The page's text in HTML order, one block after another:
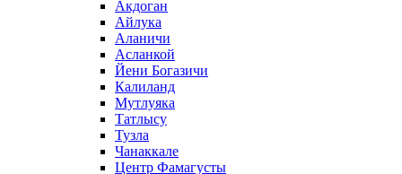
Акдоган
Айлука
Аланичи
Асланкой
Йени Богазичи
Калиланд
Мутлуяка
Татлысу
Тузла
Чанаккале
Центр Фамагусты